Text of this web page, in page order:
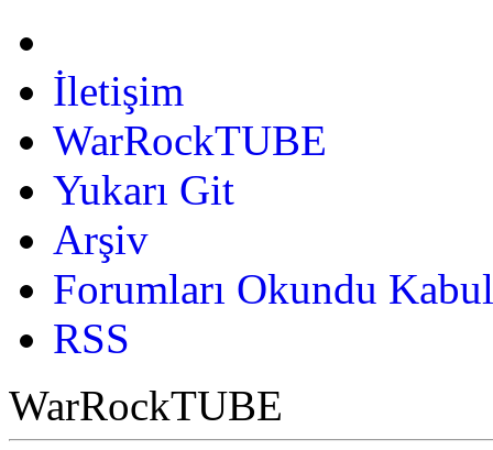
İletişim
WarRockTUBE
Yukarı Git
Arşiv
Forumları Okundu
RSS
WarRockTUBE